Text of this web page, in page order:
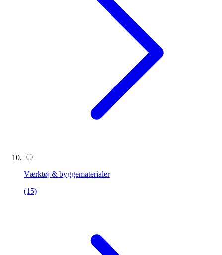
Værktøj & byggematerialer
(15)